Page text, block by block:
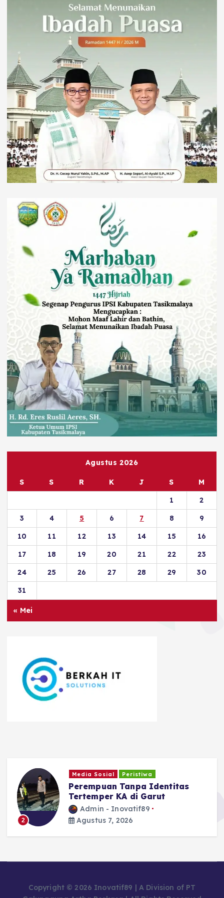
Agustus 2026
S S R K J S
M
1
2
3
4 5 6 7 8
9
10
11 12 13 14 15
16
17
18 19 20 21 22
23
24
25 26 27 28 29
30
31
« Mei
2
Media Sosial Peristiwa
Perempuan Tanpa Identitas
Tertemper KA di Garut
Admin - Inovatif89
Agustus 7, 2026
Copyright © 2026 Inovatif89 | A Division of PT